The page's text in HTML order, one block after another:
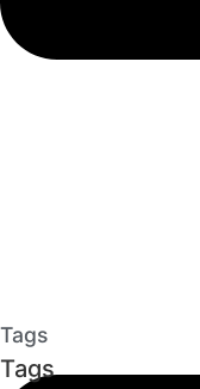
Tags
Tags